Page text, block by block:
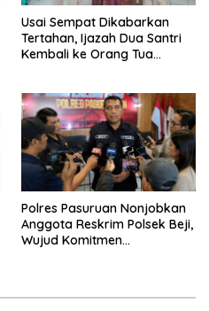
Usai Sempat Dikabarkan
Tertahan, Ijazah Dua Santri
Kembali ke Orang Tua
Polres Pasuruan Nonjobkan
Anggota Reskrim Polsek Beji,
Wujud Komitmen